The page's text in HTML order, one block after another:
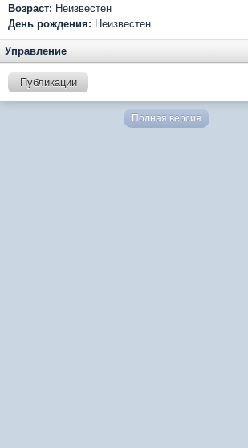
Возраст: Неизвестен
День рождения: Неизвестен
Управление
Публикации
Полная версия